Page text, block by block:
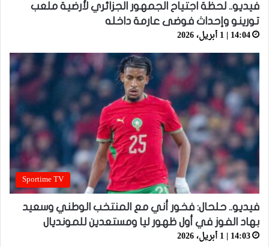
فيديو.. لحظة اجتياح الجمهور الجزائري لأرضية ملعب
تورينو وإحداث فوضى عارمة داخله
14:04 | 1 أبريل، 2026
Sportime TV
فيديو.. حلحال: فخور أني مع المنتخب الوطني وسعيد
بهاد الفوز في أول ظهور ليا ومستعدين للمونديال
14:03 | 1 أبريل، 2026